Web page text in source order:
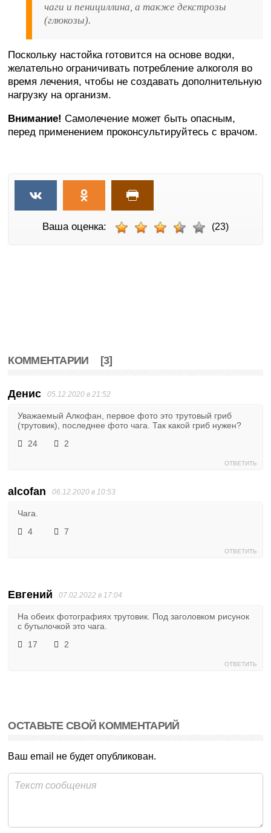
чаги и пенициллина, а также декстрозы
(глюкозы).
Поскольку настойка готовится на основе водки,
желательно ограничивать потребление алкоголя во
время лечения, чтобы не создавать дополнительную
нагрузку на организм.
Внимание! Самолечение может быть опасным,
перед применением проконсультируйтесь с врачом.
Ваша оценка: (23)
КОММЕНТАРИИ [3]
Денис 05.12.2020 в 21:52
Уважаемый Алкофан, первое фото это трутовый гриб
(трутовик), последнее фото чага. Так какой гриб нужен?
24
2
ОТВЕТИТЬ
alcofan 06.12.2020 в 10:53
Чага.
4
7
ОТВЕТИТЬ
Евгений 07.02.2022 в 17:04
На обеих фотографиях трутовик. Под заголовком рисунок
с бутылочкой это чага.
17
2
ОТВЕТИТЬ
ОСТАВЬТЕ СВОЙ КОММЕНТАРИЙ
Ваш email не будет опубликован.